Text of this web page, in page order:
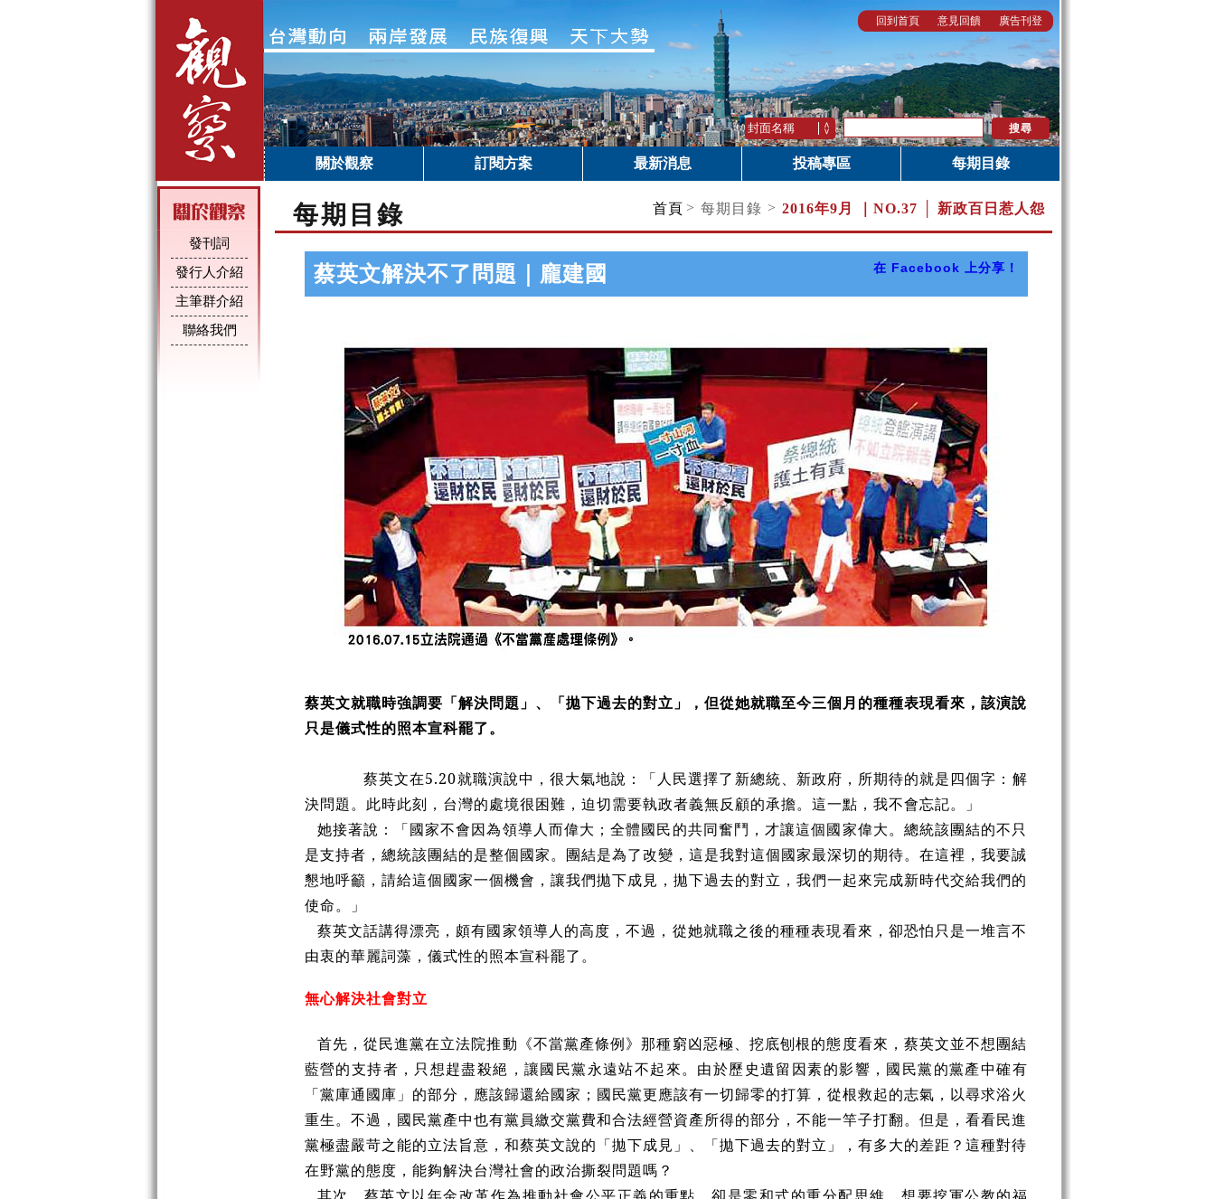
回到首頁 意見回饋 廣告刊登
關於觀察 訂閱方案 最新消息 投稿專區 每期目錄
發刊詞
發行人介紹
主筆群介紹
聯絡我們
每期目錄 首頁 > 每期目錄 > 2016年9月 ｜ NO.37 │ 新政百日惹人怨
蔡英文解決不了問題｜龐建國 在 Facebook 上分享！
蔡英文就職時強調要「解決問題」、「拋下過去的對立」，但從她就職至今三個月的種種表現看來，該演說
只是儀式性的照本宣科罷了。
蔡英文在5.20就職演說中，很大氣地說：「人民選擇了新總統、新政府，所期待的就是四個字：解
決問題。此時此刻，台灣的處境很困難，迫切需要執政者義無反顧的承擔。這一點，我不會忘記。」
她接著說：「國家不會因為領導人而偉大；全體國民的共同奮鬥，才讓這個國家偉大。總統該團結的不只
是支持者，總統該團結的是整個國家。團結是為了改變，這是我對這個國家最深切的期待。在這裡，我要誠
懇地呼籲，請給這個國家一個機會，讓我們拋下成見，拋下過去的對立，我們一起來完成新時代交給我們的
使命。」
蔡英文話講得漂亮，頗有國家領導人的高度，不過，從她就職之後的種種表現看來，卻恐怕只是一堆言不
由衷的華麗詞藻，儀式性的照本宣科罷了。
無心解決社會對立
首先，從民進黨在立法院推動《不當黨產條例》那種窮凶惡極、挖底刨根的態度看來，蔡英文並不想團結
藍營的支持者，只想趕盡殺絕，讓國民黨永遠站不起來。由於歷史遺留因素的影響，國民黨的黨產中確有
「黨庫通國庫」的部分，應該歸還給國家；國民黨更應該有一切歸零的打算，從根救起的志氣，以尋求浴火
重生。不過，國民黨產中也有黨員繳交黨費和合法經營資產所得的部分，不能一竿子打翻。但是，看看民進
黨極盡嚴苛之能的立法旨意，和蔡英文說的「拋下成見」、「拋下過去的對立」，有多大的差距？這種對待
在野黨的態度，能夠解決台灣社會的政治撕裂問題嗎？